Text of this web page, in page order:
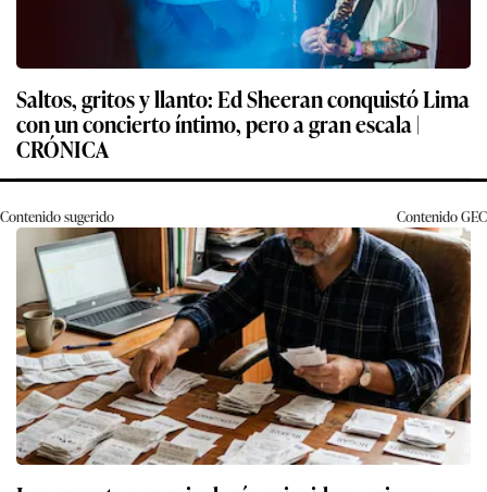
Saltos, gritos y llanto: Ed Sheeran conquistó Lima
con un concierto íntimo, pero a gran escala |
CRÓNICA
Contenido sugerido ContenidoGEC